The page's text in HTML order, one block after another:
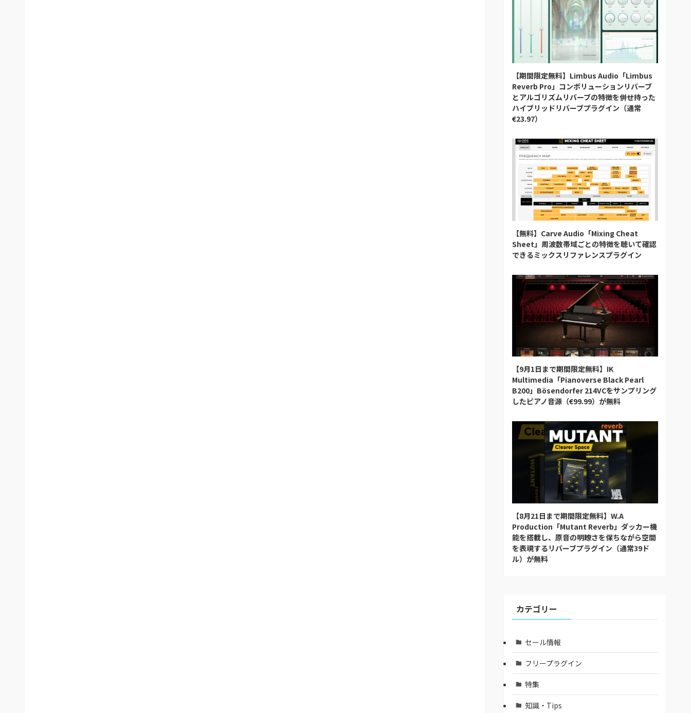
【期間限定無料】Limbus Audio「Limbus
Reverb Pro」コンボリューションリバーブ
とアルゴリズムリバーブの特徴を併せ持った
ハイブリッドリバーブプラグイン（通常
€23.97）
【無料】Carve Audio「Mixing Cheat
Sheet」周波数帯域ごとの特徴を聴いて確認
できるミックスリファレンスプラグイン
【9月1日まで期間限定無料】IK
Multimedia「Pianoverse Black Pearl
B200」Bösendorfer 214VCをサンプリング
したピアノ音源（€99.99）が無料
【8月21日まで期間限定無料】W.A
Production「Mutant Reverb」ダッカー機
能を搭載し、原音の明瞭さを保ちながら空間
を表現するリバーブプラグイン（通常39ド
ル）が無料
カテゴリー
セール情報
フリープラグイン
特集
知識・Tips